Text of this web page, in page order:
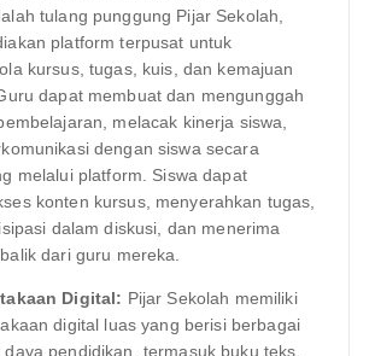
tulang punggung Pijar Sekolah,
platform terpusat untuk
kursus, tugas, kuis, dan kemajuan
dapat membuat dan mengunggah
melacak kinerja siswa,
dengan siswa secara
melalui platform. Siswa dapat
konten kursus, menyerahkan tugas,
dalam diskusi, dan menerima
dari guru mereka.
Digital: Pijar Sekolah memiliki
digital luas yang berisi berbagai
daya pendidikan, termasuk buku teks,